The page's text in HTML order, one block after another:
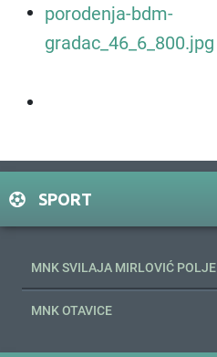
SPORT
MNK SVILAJA MIRLOVIĆ POLJE
MNK OTAVICE